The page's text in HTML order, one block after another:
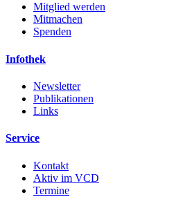
Mitglied werden
Mitmachen
Spenden
Infothek
Newsletter
Publikationen
Links
Service
Kontakt
Aktiv im VCD
Termine